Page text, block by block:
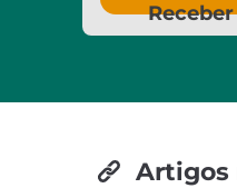
Artigos